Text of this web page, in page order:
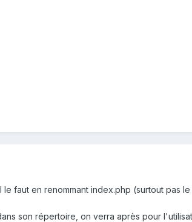
faut en renommant index.php (surtout pas
son répertoire, on verra après pour